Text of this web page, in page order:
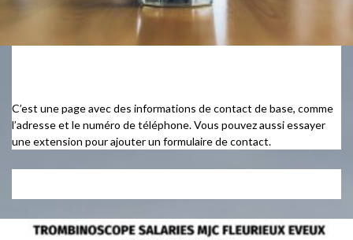
C’est une page avec des informations de contact de base, comme
l’adresse et le numéro de téléphone. Vous pouvez aussi essayer
une extension pour ajouter un formulaire de contact.